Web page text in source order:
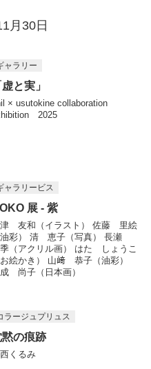
月30日
ャラリー
虚と実」
× usutokine collaboration
2025
ャラリービス
展 - 紫
友和（イラスト） 佐藤 里絵
油彩） 清 恵子（写真） 長瀬
（アクリル画） はた しょうこ
お絵かき） 山﨑 恭子（油彩）
尚子（日本画）
ラージュプリュス
黙の痕跡
くるみ